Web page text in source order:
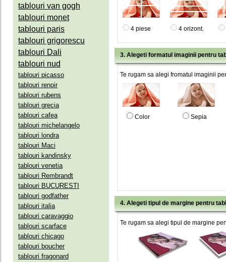
tablouri van gogh
tablouri monet
tablouri paris
tablouri grigorescu
tablouri Dali
tablouri nud
tablouri picasso
tablouri renoir
tablouri rubens
tablouri grecia
tablouri cafea
tablouri michelangelo
tablouri londra
tablouri Maci
tablouri kandinsky
tablouri venetia
tablouri Rembrandt
tablouri BUCURESTI
tablouri godfather
tablouri italia
tablouri caravaggio
tablouri scarface
tablouri chicago
tablouri boucher
tablouri fragonard
4 piese 4 orizont.
3. Alegeti formatul imaginii pentru
Te rugam sa alegi fromatul imaginii
Color Sepia
4. Alegeti tipul de margine pentru
Te rugam sa alegi tipul de margine